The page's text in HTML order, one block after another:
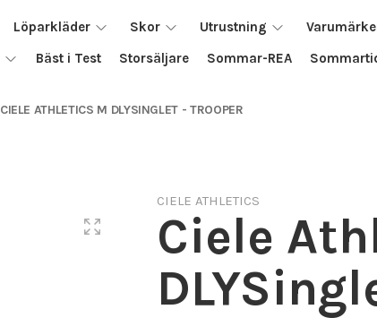
Löparkläder Skor Utrustning
Bäst i Test Storsäljare Sommar-REA
CIELE ATHLETICS M DLYSINGLET - TROOPER
CIELE ATHLETICS
Ciele